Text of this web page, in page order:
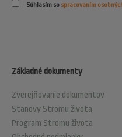
Základné dokumenty
Zverejňovanie dokumentov
Stanovy Stromu života
Program Stromu života
Súhlasím so spracovaním